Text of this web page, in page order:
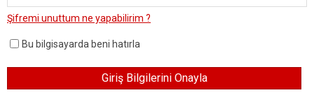
Şifremi unuttum ne yapabilirim ?
Bu bilgisayarda beni hatırla